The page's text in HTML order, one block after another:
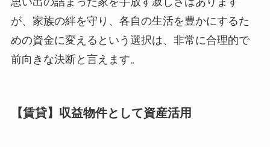
が、家族の絆を守り、各自の生活を豊かにするた
めの資金に変えるという選択は、非常に合理的で
前向きな決断と言えます。
【賃貸】収益物件として資産活用